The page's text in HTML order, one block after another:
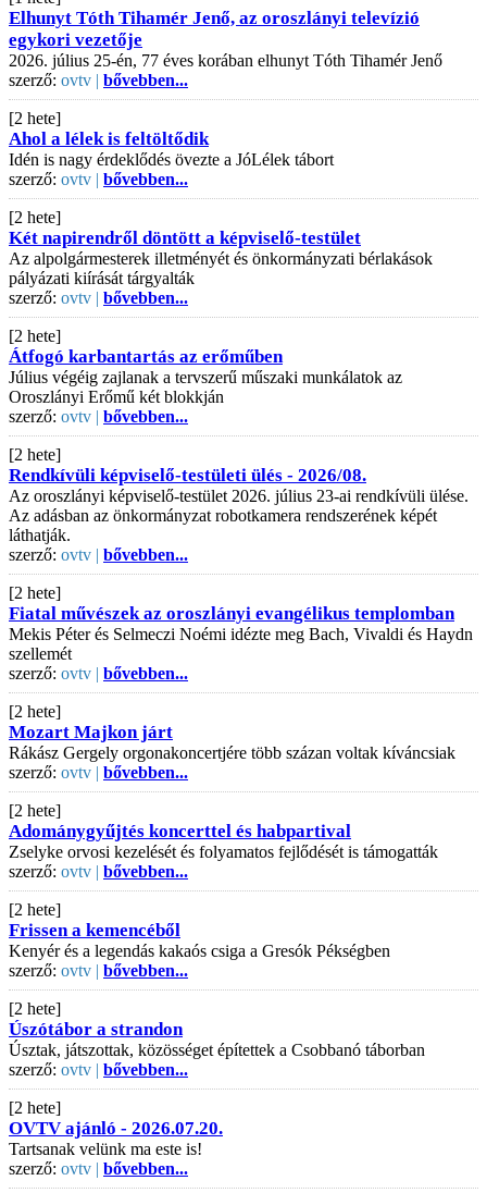
Elhunyt Tóth Tihamér Jenő, az oroszlányi televízió
egykori vezetője
2026. július 25-én, 77 éves korában elhunyt Tóth Tihamér Jenő
szerző: ovtv | bővebben...
[2 hete]
Ahol a lélek is feltöltődik
Idén is nagy érdeklődés övezte a JóLélek tábort
szerző: ovtv | bővebben...
[2 hete]
Két napirendről döntött a képviselő-testület
Az alpolgármesterek illetményét és önkormányzati bérlakások
pályázati kiírását tárgyalták
szerző: ovtv | bővebben...
[2 hete]
Átfogó karbantartás az erőműben
Július végéig zajlanak a tervszerű műszaki munkálatok az
Oroszlányi Erőmű két blokkján
szerző: ovtv | bővebben...
[2 hete]
Rendkívüli képviselő-testületi ülés - 2026/08.
Az oroszlányi képviselő-testület 2026. július 23-ai rendkívüli ülése.
Az adásban az önkormányzat robotkamera rendszerének képét
láthatják.
szerző: ovtv | bővebben...
[2 hete]
Fiatal művészek az oroszlányi evangélikus templomban
Mekis Péter és Selmeczi Noémi idézte meg Bach, Vivaldi és Haydn
szellemét
szerző: ovtv | bővebben...
[2 hete]
Mozart Majkon járt
Rákász Gergely orgonakoncertjére több százan voltak kíváncsiak
szerző: ovtv | bővebben...
[2 hete]
Adománygyűjtés koncerttel és habpartival
Zselyke orvosi kezelését és folyamatos fejlődését is támogatták
szerző: ovtv | bővebben...
[2 hete]
Frissen a kemencéből
Kenyér és a legendás kakaós csiga a Gresók Pékségben
szerző: ovtv | bővebben...
[2 hete]
Úszótábor a strandon
Úsztak, játszottak, közösséget építettek a Csobbanó táborban
szerző: ovtv | bővebben...
[2 hete]
OVTV ajánló - 2026.07.20.
Tartsanak velünk ma este is!
szerző: ovtv | bővebben...